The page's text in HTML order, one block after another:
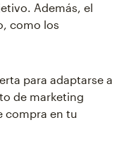
Además, el
como los
para adaptarse a
de marketing
compra en tu